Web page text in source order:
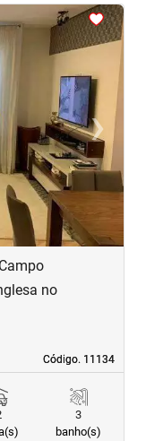
›Next
Código. 11134
Código. 11134
no
3
banho(s)